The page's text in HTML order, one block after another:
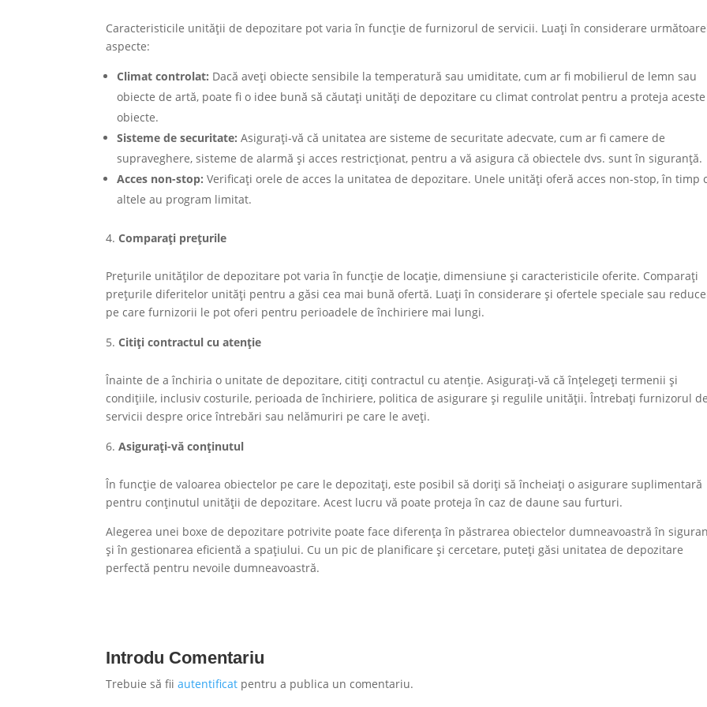
Caracteristicile unității de depozitare pot varia în funcție de furnizorul de servicii. Luați în considerare
aspecte:
Climat controlat: Dacă aveți obiecte sensibile la temperatură sau umiditate, cum ar fi mobilierul de lemn sau
obiecte de artă, poate fi o idee bună să căutați unități de depozitare cu climat controlat pentru a proteja aceste
obiecte.
Sisteme de securitate: Asigurați-vă că unitatea are sisteme de securitate adecvate, cum ar fi camere de
supraveghere, sisteme de alarmă și acces restricționat, pentru a vă asigura că obiectele dvs. sunt în siguranță.
Acces non-stop: Verificați orele de acces la unitatea de depozitare. Unele unități oferă acces non-stop, în timp
altele au program limitat.
Comparați prețurile
Prețurile unităților de depozitare pot varia în funcție de locație, dimensiune și caracteristicile oferite. Comparați
prețurile diferitelor unități pentru a găsi cea mai bună ofertă. Luați în considerare și ofertele speciale sau
pe care furnizorii le pot oferi pentru perioadele de închiriere mai lungi.
Citiți contractul cu atenție
Înainte de a închiria o unitate de depozitare, citiți contractul cu atenție. Asigurați-vă că înțelegeți termenii și
condițiile, inclusiv costurile, perioada de închiriere, politica de asigurare și regulile unității. Întrebați furnizorul de
servicii despre orice întrebări sau nelămuriri pe care le aveți.
Asigurați-vă conținutul
În funcție de valoarea obiectelor pe care le depozitați, este posibil să doriți să încheiați o asigurare suplimentară
pentru conținutul unității de depozitare. Acest lucru vă poate proteja în caz de daune sau furturi.
Alegerea unei boxe de depozitare potrivite poate face diferența în păstrarea obiectelor dumneavoastră în
și în gestionarea eficientă a spațiului. Cu un pic de planificare și cercetare, puteți găsi unitatea de depozitare
perfectă pentru nevoile dumneavoastră.
Introdu Comentariu
Trebuie să fiiautentificat pentru a publica un comentariu.